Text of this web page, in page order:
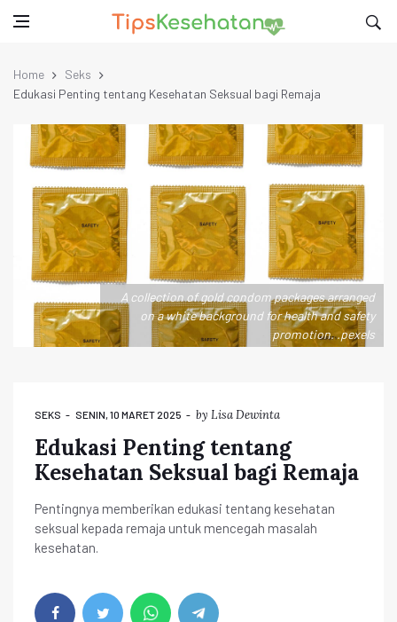
Home
Seks
Edukasi Penting tentang Kesehatan Seksual bagi Remaja
A collection of gold condom packages arranged
on a white background for health and safety
promotion. .pexels
SEKS SENIN, 10 MARET 2025 by Lisa Dewinta
Edukasi Penting tentang
Kesehatan Seksual bagi Remaja
Pentingnya memberikan edukasi tentang kesehatan
seksual kepada remaja untuk mencegah masalah
kesehatan.